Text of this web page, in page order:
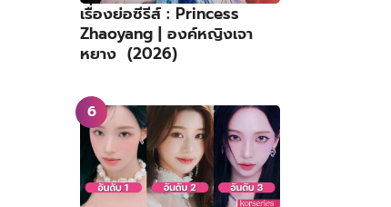
เรื่องย่อซีรีส์ : Princess
Zhaoyang | องค์หญิงเจา
หยาง (2026)